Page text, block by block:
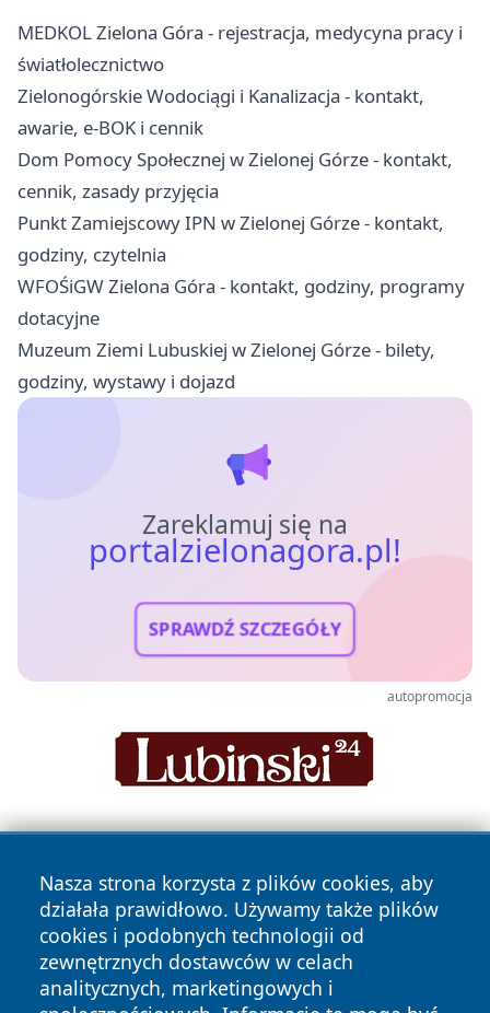
MEDKOL Zielona Góra - rejestracja, medycyna pracy i
światłolecznictwo
Zielonogórskie Wodociągi i Kanalizacja - kontakt,
awarie, e-BOK i cennik
Dom Pomocy Społecznej w Zielonej Górze - kontakt,
cennik, zasady przyjęcia
Punkt Zamiejscowy IPN w Zielonej Górze - kontakt,
godziny, czytelnia
WFOŚiGW Zielona Góra - kontakt, godziny, programy
dotacyjne
Muzeum Ziemi Lubuskiej w Zielonej Górze - bilety,
godziny, wystawy i dojazd
Zareklamuj się na
portalzielonagora.pl!
SPRAWDŹ SZCZEGÓŁY
autopromocja
Nasza strona korzysta z plików cookies, aby
działała prawidłowo. Używamy także plików
cookies i podobnych technologii od
zewnętrznych dostawców w celach
analitycznych, marketingowych i
Copyright © 2026 portalzielonagora.pl Wszystkie prawa
zastrzeżone.